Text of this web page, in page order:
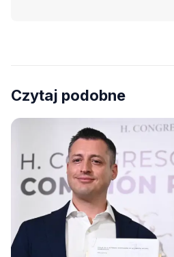
Czytaj podobne